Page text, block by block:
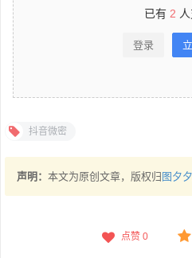
已有 2
登录
抖音微密
声明： 本文为原创文章，版权归 图夕夕
点赞 0